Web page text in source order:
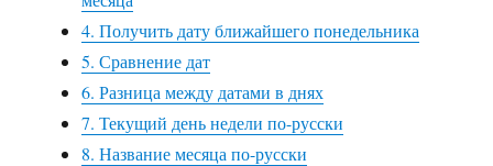
4. Получить дату ближайшего понедельника
5. Сравнение дат
6. Разница между датами в днях
7. Текущий день недели по-русски
8. Название месяца по-русски